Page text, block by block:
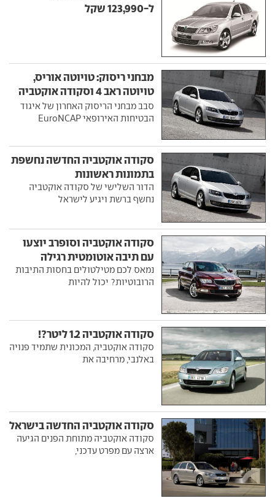
ל-123,990 שקל
מבחני ריסוק: טויוטה אוריס,
טויוטה ראב 4 וסקודה אוקטביה
עם 5 כוכבים
סבב מבחני הריסוק האחרון של איגוד
הבטיחות האירופאי EuroNCAP
סקודה אוקטביה החדשה נחשפת
בתמונות ראשונות
הדור השלישי של סקודה אוקטביה
נחשף ברשת ויגיע לישראל
סקודה אוקטביה וסופרב יוצעו
עם תיבה אוטומטית רגילה
נמאס לכם מטילטולים בחסות התיבות
הרובוטיות? יכול להיות
סקודה אוקטביה 1.2 ליטר?!
סקודה אוקטביה, המכונית שתמיד פנויה
באלנבי, מרחיבה את
סקודה אוקטביה החדשה בישראל
סקודה אוקטביה מתוחת הפנים הגיעה
ארצה עם מפרט עדכני,